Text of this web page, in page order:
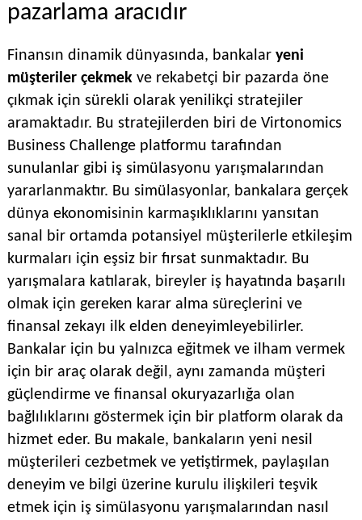
pazarlama aracıdır
Finansın dinamik dünyasında, bankalar yeni
müşteriler çekmekve rekabetçi bir pazarda öne
çıkmak için sürekli olarak yenilikçi stratejiler
aramaktadır. Bu stratejilerden biri de Virtonomics
Business Challenge platformu tarafından
sunulanlar gibi iş simülasyonu yarışmalarından
yararlanmaktır. Bu simülasyonlar, bankalara gerçek
dünya ekonomisinin karmaşıklıklarını yansıtan
sanal bir ortamda potansiyel müşterilerle etkileşim
kurmaları için eşsiz bir fırsat sunmaktadır. Bu
yarışmalara katılarak, bireyler iş hayatında başarılı
olmak için gereken karar alma süreçlerini ve
finansal zekayı ilk elden deneyimleyebilirler.
Bankalar için bu yalnızca eğitmek ve ilham vermek
için bir araç olarak değil, aynı zamanda müşteri
güçlendirme ve finansal okuryazarlığa olan
bağlılıklarını göstermek için bir platform olarak da
hizmet eder. Bu makale, bankaların yeni nesil
müşterileri cezbetmek ve yetiştirmek, paylaşılan
deneyim ve bilgi üzerine kurulu ilişkileri teşvik
etmek için iş simülasyonu yarışmalarından nasıl